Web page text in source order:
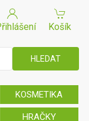
Košík
KOSMETIKA
HRAČKY